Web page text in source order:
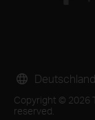
Copyright © 2026
reserved.